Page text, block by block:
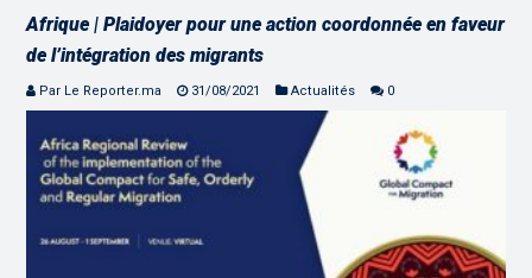
Afrique | Plaidoyer pour une action coordonnée en faveur
de l’intégration des migrants
Par Le Reporter.ma 31/08/2021 Actualités 0